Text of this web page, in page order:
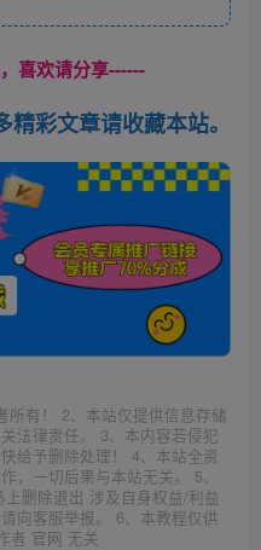
喜欢请分享------
彩文章请收藏本站。
所有！ 2、本站仅提供信息存储
法律责任。 3、本内容若侵犯
给予删除处理！ 4、本站全资
，一切后果与本站无关。 5、
删除退出 涉及自身权益/利益
向客服举报。 6、本教程仅供
者 官网 无关